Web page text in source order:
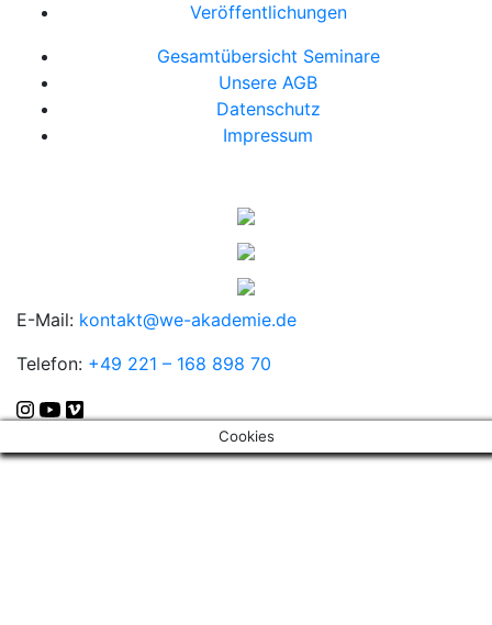
Veröffentlichungen
Gesamtübersicht Seminare
Unsere AGB
Datenschutz
Impressum
E-Mail: kontakt@we-akademie.de
Telefon: +49 221 – 168 898 70
Cookies